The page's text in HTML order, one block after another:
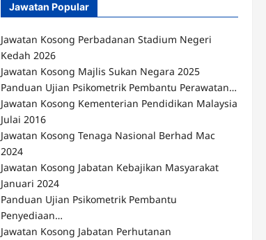
Jawatan Popular
Jawatan Kosong Perbadanan Stadium Negeri
Kedah 2026
Jawatan Kosong Majlis Sukan Negara 2025
Panduan Ujian Psikometrik Pembantu Perawatan…
Jawatan Kosong Kementerian Pendidikan Malaysia
Julai 2016
Jawatan Kosong Tenaga Nasional Berhad Mac
2024
Jawatan Kosong Jabatan Kebajikan Masyarakat
Januari 2024
Panduan Ujian Psikometrik Pembantu
Penyediaan…
Jawatan Kosong Jabatan Perhutanan